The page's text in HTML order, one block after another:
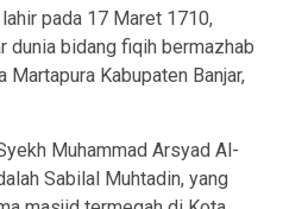
pada 17 Maret 1710,
dunia bidang fiqih bermazhab
Martapura Kabupaten Banjar,
Muhammad Arsyad Al-
Sabilal Muhtadin, yang